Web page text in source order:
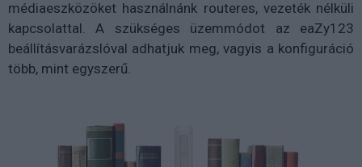
médiaeszközöket használnánk routeres, vezeték nélküli
kapcsolattal. A szükséges üzemmódot az eaZy123
beállításvarázslóval adhatjuk meg, vagyis a konfiguráció
több, mint egyszerű.